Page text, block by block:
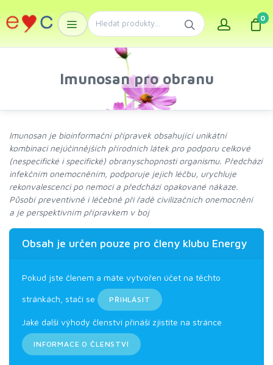
0
Imunosan pro obranu
Imunosan je bioinformační přípravek obsahující unikátní
kombinaci nejúčinnějších přírodních látek pro podporu celkové
(nespecifické i specifické) obranyschopnosti organismu. Předchází
infekčním onemocněním, podporuje jejich léčbu, urychluje
rekonvalescenci po nemoci a předchází opakované nákaze.
Působí preventivně i léčebně při řadě civilizačních onemocnění
a je perspektivním přípravkem v boj
Obsah je určen pouze pro členy klubu Energy
Pokud jste členem a máte vytvořen účet na těchto
stránkách, stačí se PŘIHLÁSIT
Jaké další výhody členství přináší zjistíte na stránce
INFORMACE O ČLENSTVÍ